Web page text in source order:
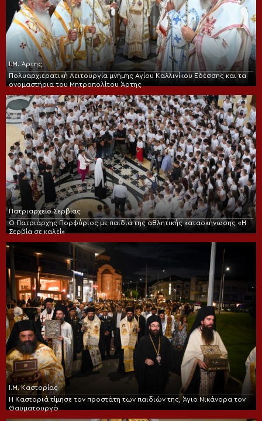
Ι.Μ. Άρτης
Πολυαρχιερατική Λειτουργία μνήμης Αγίου Καλλινίκου Εδέσσης και τα
ονομαστήρια του Μητροπολίτου Άρτης
Πατριαρχείο Σερβίας
Ο Πατριάρχης Πορφύριος με παιδιά της αθλητικής κατασκήνωσης «Η
Σερβία σε καλεί»
Ι.Μ. Καστορίας
Η Καστοριά τίμησε τον προστάτη των παιδιών της, Άγιο Νικάνορα τον
Θαυματουργό